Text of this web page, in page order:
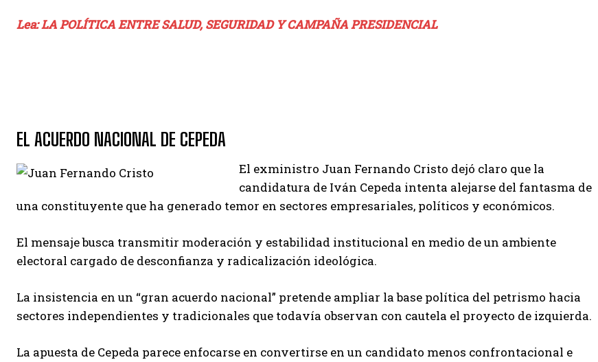
Lea: LA POLÍTICA ENTRE SALUD, SEGURIDAD Y CAMPAÑA PRESIDENCIAL
EL ACUERDO NACIONAL DE CEPEDA
El exministro Juan Fernando Cristo dejó claro que la
candidatura de Iván Cepeda intenta alejarse del fantasma de
una constituyente que ha generado temor en sectores empresariales, políticos y económicos.
El mensaje busca transmitir moderación y estabilidad institucional en medio de un ambiente
electoral cargado de desconfianza y radicalización ideológica.
La insistencia en un “gran acuerdo nacional” pretende ampliar la base política del petrismo hacia
sectores independientes y tradicionales que todavía observan con cautela el proyecto de izquierda.
La apuesta de Cepeda parece enfocarse en convertirse en un candidato menos confrontacional e